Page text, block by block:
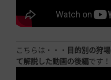
こちらは・・・ 目的別の狩
て解説した動画の後編です！